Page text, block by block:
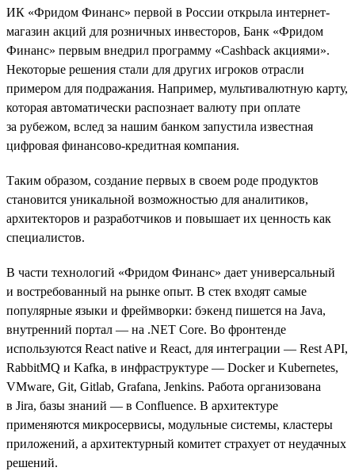
ИК «Фридом Финанс» первой в России открыла интернет-
магазин акций для розничных инвесторов, Банк «Фридом
Финанс» первым внедрил программу «Cashback акциями».
Некоторые решения стали для других игроков отрасли
примером для подражания. Например, мультивалютную карту,
которая автоматически распознает валюту при оплате
за рубежом, вслед за нашим банком запустила известная
цифровая финансово-кредитная компания.
Таким образом, создание первых в своем роде продуктов
становится уникальной возможностью для аналитиков,
архитекторов и разработчиков и повышает их ценность как
специалистов.
В части технологий «Фридом Финанс» дает универсальный
и востребованный на рынке опыт. В стек входят самые
популярные языки и фреймворки: бэкенд пишется на Java,
внутренний портал — на .NET Сore. Во фронтенде
используются React native и React, для интеграции — Rest API,
RabbitMQ и Kafka, в инфраструктуре — Docker и Kubernetes,
VMware, Git, Gitlab, Grafana, Jenkins. Работа организована
в Jira, базы знаний — в Confluence. В архитектуре
применяются микросервисы, модульные системы, кластеры
приложений, а архитектурный комитет страхует от неудачных
решений.